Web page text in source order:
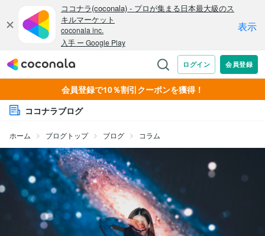
会員登録で10％割引クーポンを獲得！
ココナラブログ
ホーム ブログトップ ブログ コラム